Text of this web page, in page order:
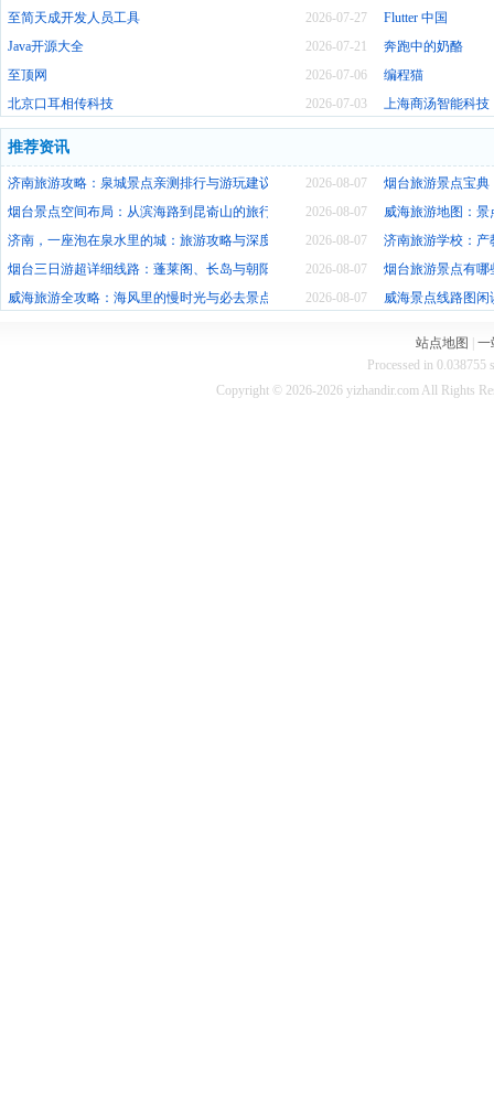
2026-07-27
至简天成开发人员工具
Flutter 中国
2026-07-21
Java开源大全
奔跑中的奶酪
2026-07-06
至顶网
编程猫
2026-07-03
北京口耳相传科技 上海商汤智能科技
推荐资讯
2026-08-07
济南旅游攻略：泉城景点亲测排行与游玩建议
烟台旅游景点宝
2026-08-07
烟台景点空间布局：从滨海路到昆嵛山的旅行设计
威海旅游地图：
2026-08-07
济南，一座泡在泉水里的城：旅游攻略与深度体验
济南旅游学校：
2026-08-07
烟台三日游超详细线路：蓬莱阁、长岛与朝阳街的故事
烟台旅游景点有
2026-08-07
威海旅游全攻略：海风里的慢时光与必去景点精选 威海景点线路图
站点地图
一
Processed in 0.038755
Copyright © 2026-2026 yizhandir.com All Rights